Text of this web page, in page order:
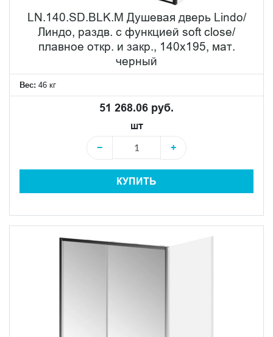
LN.140.SD.BLK.M Душевая дверь Lindo/
Линдо, раздв. с функцией soft close/
плавное откр. и закр., 140х195, мат.
черный
Вес: 46 кг
51 268.06 руб.
шт
−
+
КУПИТЬ